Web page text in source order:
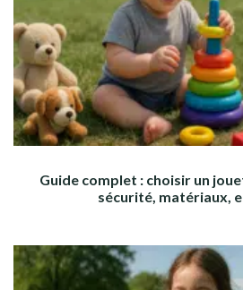
Guide complet : choisir un
sécurité, matériaux,